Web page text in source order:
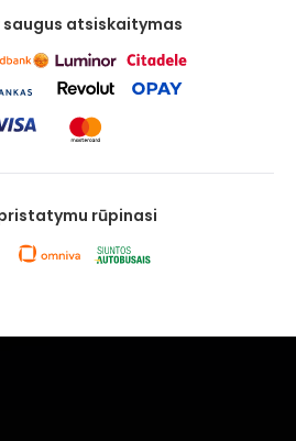
saugus atsiskaitymas
rūpinasi